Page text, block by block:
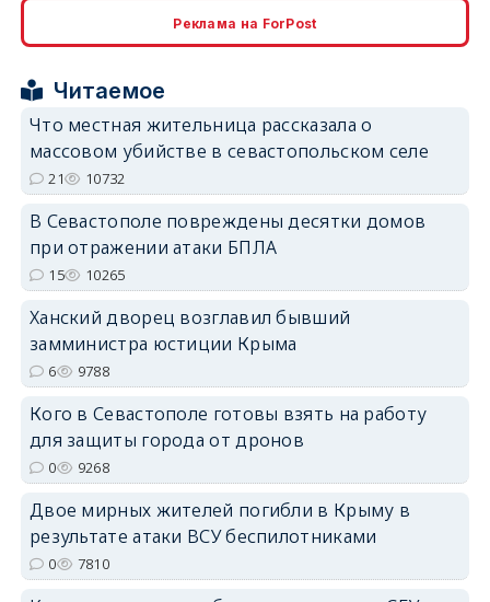
erid: 2SDnjdvhGXG
Реклама на ForPost
Читаемое
Что местная жительница рассказала о
массовом убийстве в севастопольском селе
21 10732
В Севастополе повреждены десятки домов
при отражении атаки БПЛА
15 10265
Ханский дворец возглавил бывший
замминистра юстиции Крыма
6 9788
Кого в Севастополе готовы взять на работу
для защиты города от дронов
0 9268
Двое мирных жителей погибли в Крыму в
результате атаки ВСУ беспилотниками
0 7810